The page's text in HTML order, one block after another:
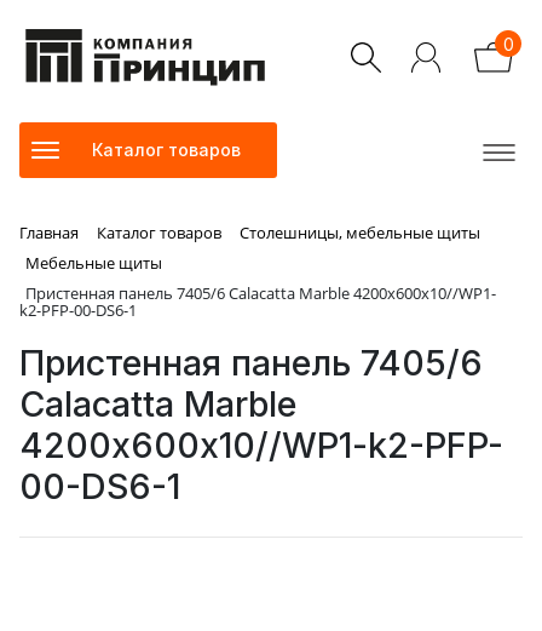
0
Каталог товаров
Главная Каталог товаров
Столешницы, мебельные щиты
Мебельные щиты
Пристенная панель 7405/6 Calacatta Marble 4200х600х10//WP1-
k2-PFP-00-DS6-1
Пристенная панель 7405/6
Calacatta Marble
4200х600х10//WP1-k2-PFP-
00-DS6-1